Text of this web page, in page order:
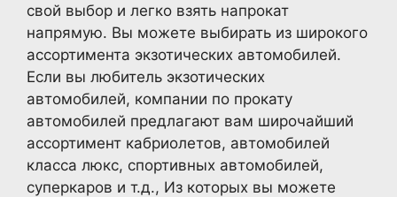
свой выбор и легко взять напрокат
напрямую. Вы можете выбирать из широкого
ассортимента экзотических автомобилей.
Если вы любитель экзотических
автомобилей, компании по прокату
автомобилей предлагают вам широчайший
ассортимент кабриолетов, автомобилей
класса люкс, спортивных автомобилей,
суперкаров и т.д., Из которых вы можете